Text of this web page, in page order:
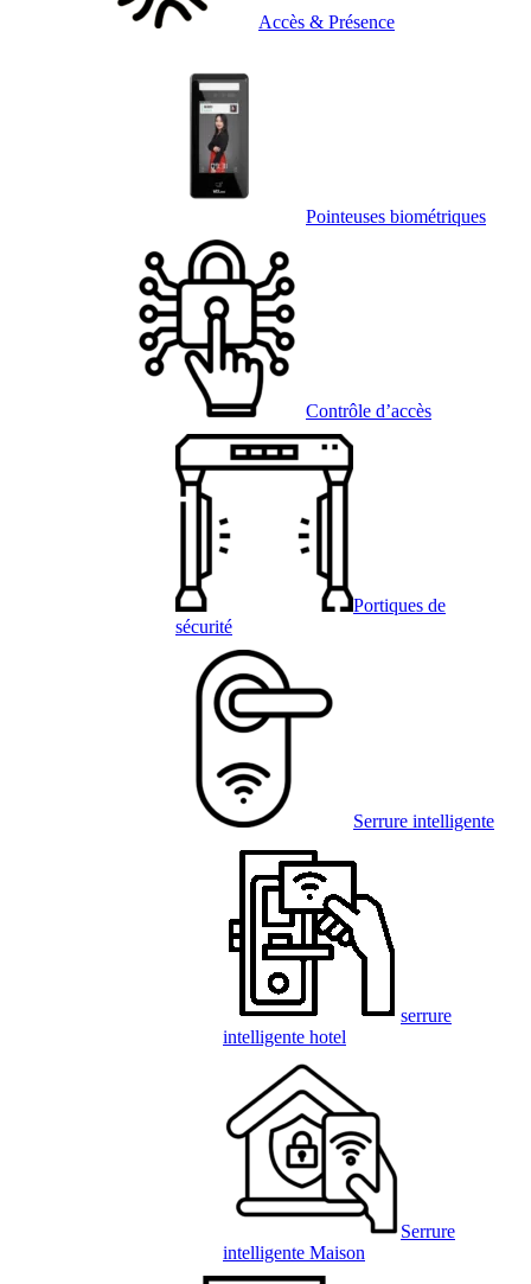
Accès & Présence
Pointeuses biométriques
Contrôle d’accès
Portiques de
sécurité
Serrure intelligente
serrure
intelligente hotel
Serrure
intelligente Maison